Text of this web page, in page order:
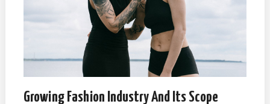
Growing Fashion Industry And Its Scope